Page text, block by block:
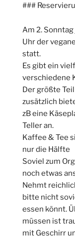
###
Am 2.
Uhr der
statt.
Es gibt ein
verschiedene
Der größte
zusätzlich
zB eine
Teller an.
Kaffee & Tee
nur die Hälfte
Soviel zum
noch etwas
Nehmt
bitte nicht
essen könnt.
müssen ist
mit Geschirr